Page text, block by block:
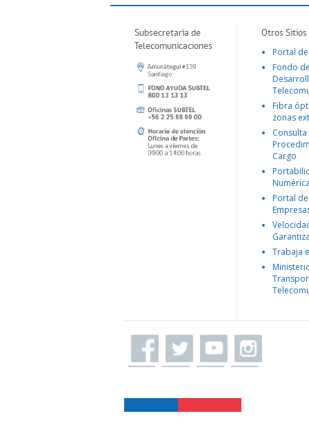
Subsecretaría de
Telecomunicaciones
Otros
Portal
Fondo
Fibra
zonas
Consulta
Cargo
Portal
Trabaja